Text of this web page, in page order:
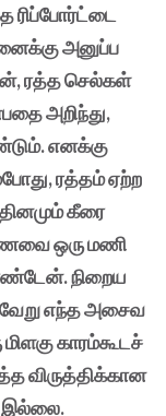
ரிப்போர்ட்டை
அனுப்ப
ரத்த செல்கள்
அறிந்து,
எனக்கு
ரத்தம் ஏற்ற
கீரை
ஒரு மணி
நிறைய
எந்த அசைவ
காரம்கூடச்
விருத்திக்கான
இல்லை.